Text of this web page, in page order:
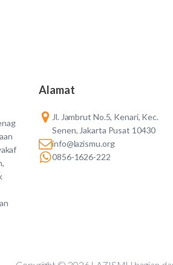
Alamat
Jl. Jambrut No.5, Kenari, Kec.
Senen, Jakarta Pusat 10430
info@lazismu.org
0856-1626-222